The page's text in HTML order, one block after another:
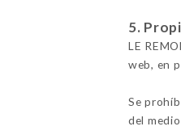
5.
LE
web, en
Se
del